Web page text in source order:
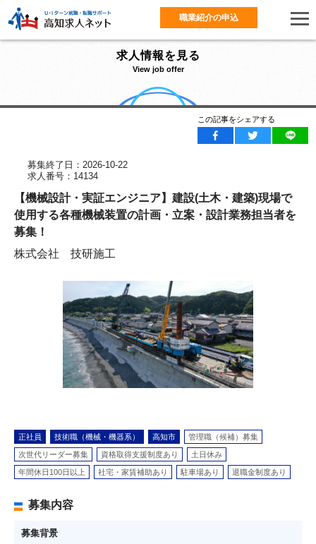
職業紹介の申込
求人情報を見る
View job offer
この記事をシェアする
募集終了日：2026-10-22
求人番号：14134
【機械設計・実証エンジニア】建設(土木・建築)現場で
使用する各種機械装置の計画・立案・設計業務担当者を
募集！
株式会社 技研施工
正社員 技術職（機械・機器系） 高知市 管理職（候補）募集
次世代リーダー募集 資格取得支援制度あり 土日休み
年間休日100日以上 社宅・家賃補助あり 駐車場あり 退職金制度あり
募集内容
募集背景